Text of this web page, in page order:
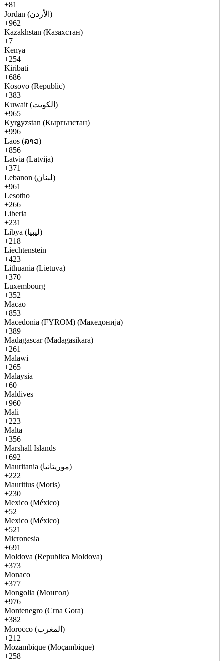
+81
Jordan (الأردن)
+962
Kazakhstan (Казахстан)
+7
Kenya
+254
Kiribati
+686
Kosovo (Republic)
+383
Kuwait (الكويت)
+965
Kyrgyzstan (Кыргызстан)
+996
Laos (ລາວ)
+856
Latvia (Latvija)
+371
Lebanon (لبنان)
+961
Lesotho
+266
Liberia
+231
Libya (ليبيا)
+218
Liechtenstein
+423
Lithuania (Lietuva)
+370
Luxembourg
+352
Macao
+853
Macedonia (FYROM) (Македонија)
+389
Madagascar (Madagasikara)
+261
Malawi
+265
Malaysia
+60
Maldives
+960
Mali
+223
Malta
+356
Marshall Islands
+692
Mauritania (موريتانيا)
+222
Mauritius (Moris)
+230
Mexico (México)
+52
Mexico (México)
+521
Micronesia
+691
Moldova (Republica Moldova)
+373
Monaco
+377
Mongolia (Монгол)
+976
Montenegro (Crna Gora)
+382
Morocco (المغرب)
+212
Mozambique (Moçambique)
+258